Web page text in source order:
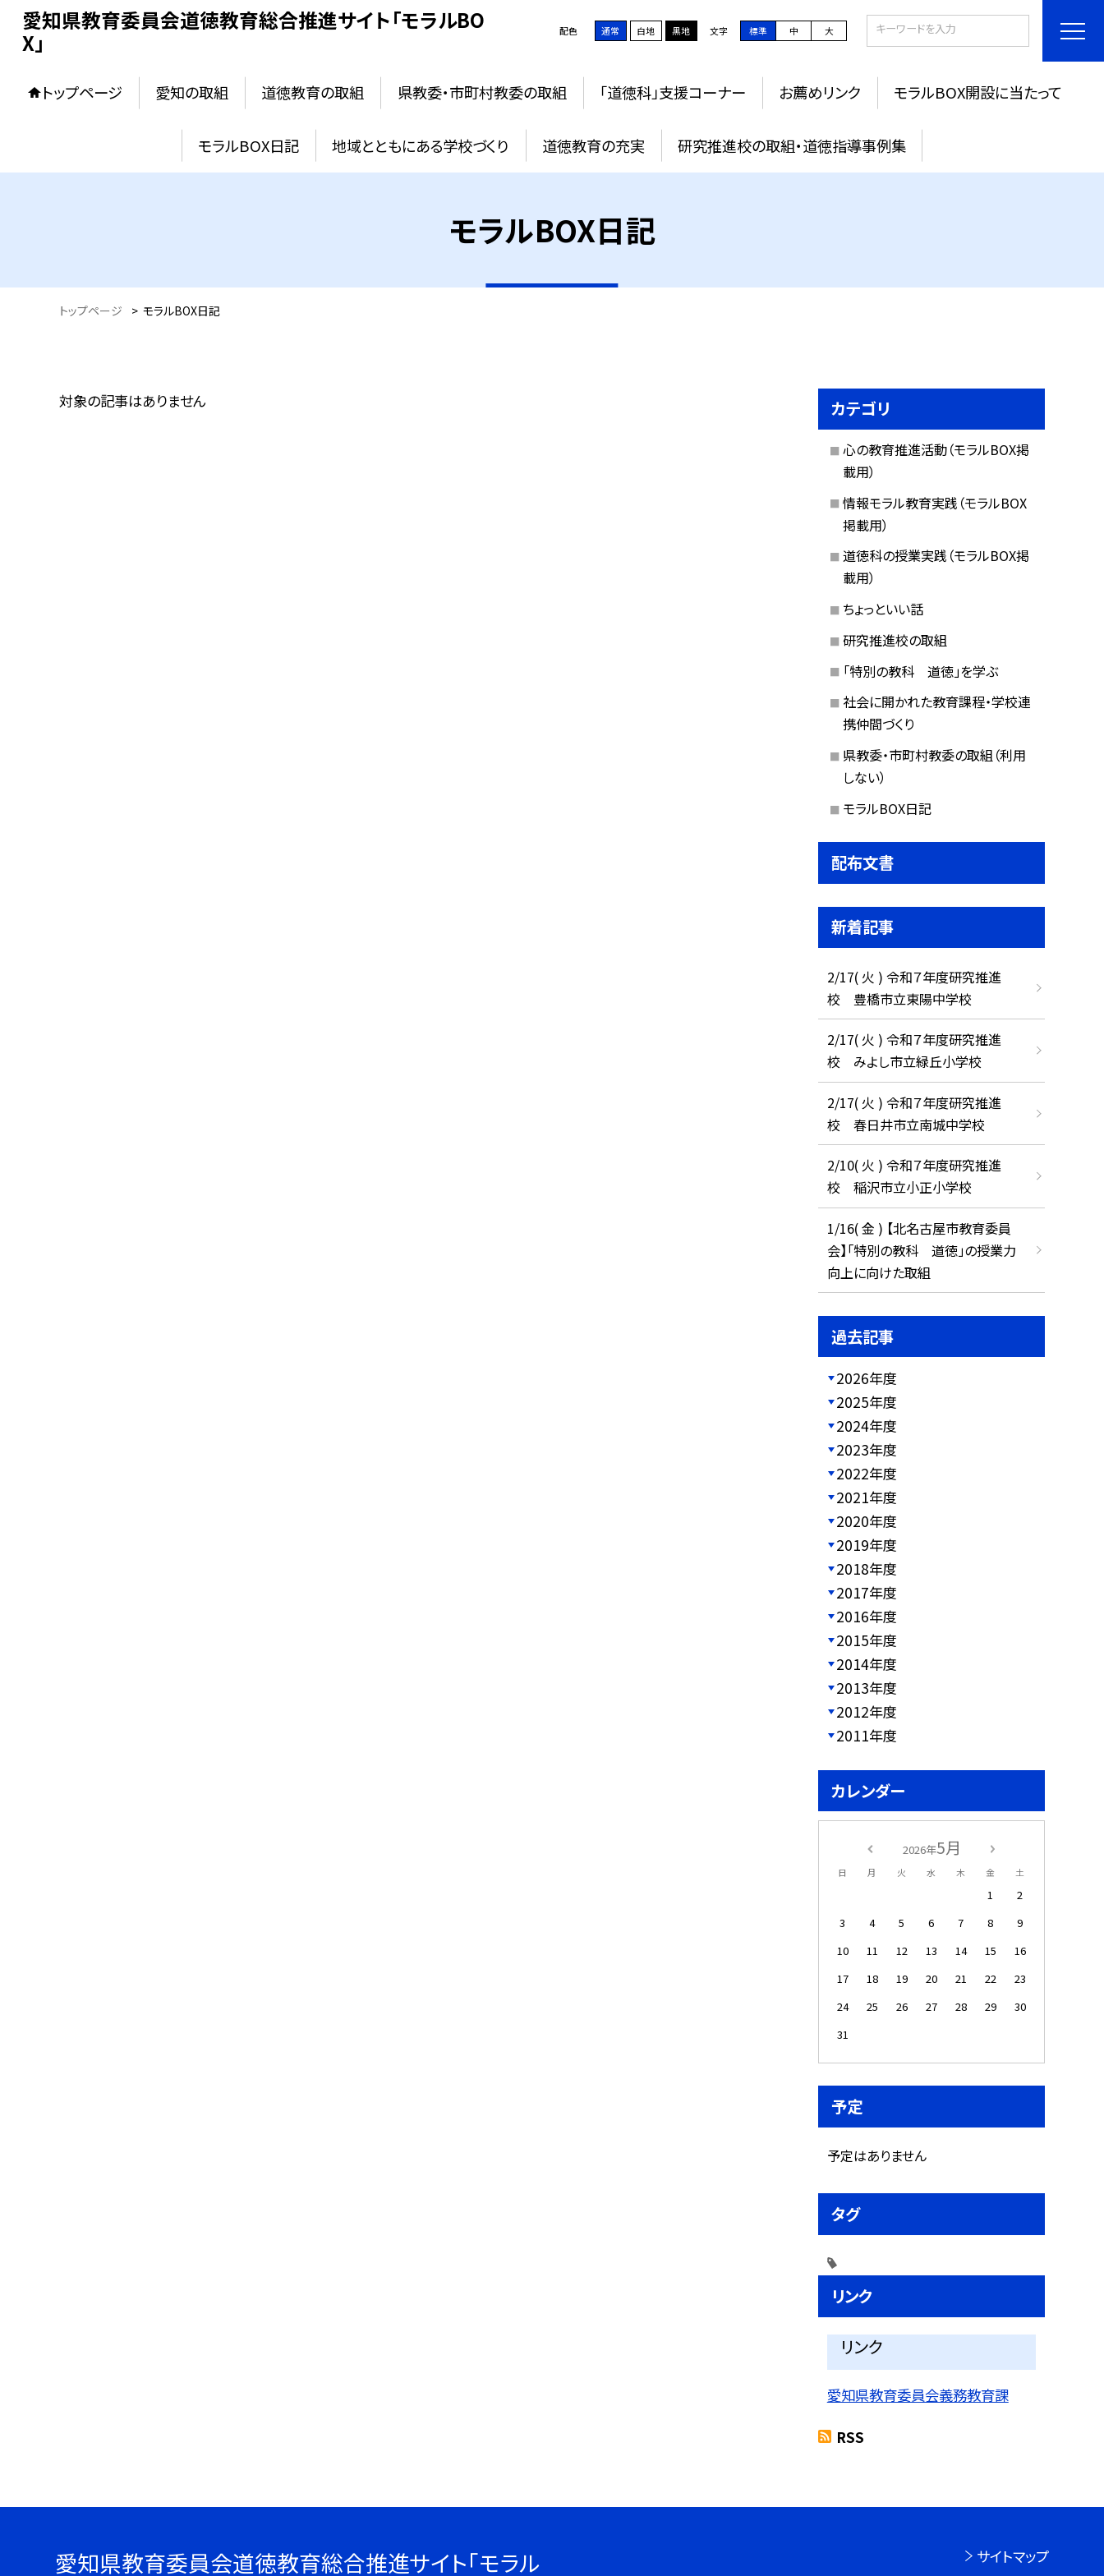
愛知県教育委員会道徳教育総合推進サイト「モラルBO
X」
配色 通常 白地 黒地 文字 標準 中 大
トップページ 愛知の取組 道徳教育の取組 県教委・市町村教委の取組 「道徳科」支援コーナー お薦めリンク モラルBOX開設に当たって
モラルBOX日記 地域とともにある学校づくり 道徳教育の充実 研究推進校の取組・道徳指導事例集
モラルBOX日記
トップページ > モラルBOX日記
対象の記事はありません カテゴリ
心の教育推進活動（モラルBOX掲
載用）
情報モラル教育実践（モラルBOX
掲載用）
道徳科の授業実践（モラルBOX掲
載用）
ちょっといい話
研究推進校の取組
「特別の教科 道徳」を学ぶ
社会に開かれた教育課程・学校連
携仲間づくり
県教委・市町村教委の取組（利用
しない）
モラルBOX日記
配布文書
新着記事
2/17( 火 ) 令和７年度研究推進
校 豊橋市立東陽中学校
2/17( 火 ) 令和７年度研究推進
校 みよし市立緑丘小学校
2/17( 火 ) 令和７年度研究推進
校 春日井市立南城中学校
2/10( 火 ) 令和７年度研究推進
校 稲沢市立小正小学校
1/16( 金 ) 【北名古屋市教育委員
会】「特別の教科 道徳」の授業力
向上に向けた取組
過去記事
2026年度
2025年度
2024年度
2023年度
2022年度
2021年度
2020年度
2019年度
2018年度
2017年度
2016年度
2015年度
2014年度
2013年度
2012年度
2011年度
カレンダー
2026年5月
日 月 火 水 木 金 土
1
2
3
4 5 6 7 8
9
10
11 12 13 14 15
16
17
18 19 20 21 22
23
24
25 26 27 28 29
30
31
予定
予定はありません
タグ
リンク
リンク
愛知県教育委員会義務教育課
RSS
愛知県教育委員会道徳教育総合推進サイト「モラル サイトマップ